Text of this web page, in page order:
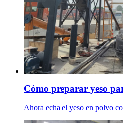
Cómo preparar yeso
Ahora echa el yeso en polvo